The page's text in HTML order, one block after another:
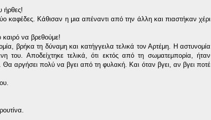
ήρθες!
καφέδες. Κάθισαν η μια απέναντι από την άλλη και πιαστήκαν χέρι
να βρεθούμε!
βρήκα τη δύναμη και κατήγγειλα τελικά τον Αρτέμη. Η αστυνομία
του. Αποδείχτηκε τελικά, ότι εκτός από τη σωματεμπορία, ήταν
αργήσει πολύ να βγει από τη φυλακή. Και όταν βγει, αν βγει ποτέ